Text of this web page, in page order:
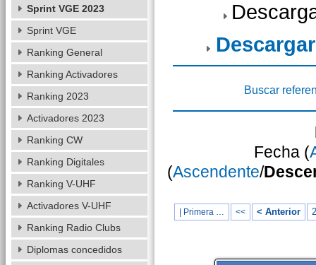
Buscar
Fecha (
(Ascendente/
| Primera … << < Anterior
Sprint VGE 2023
Sprint VGE
Ranking General
Ranking Activadores
Ranking 2023
Activadores 2023
Ranking CW
Ranking Digitales
Ranking V-UHF
Activadores V-UHF
Ranking Radio Clubs
Diplomas concedidos